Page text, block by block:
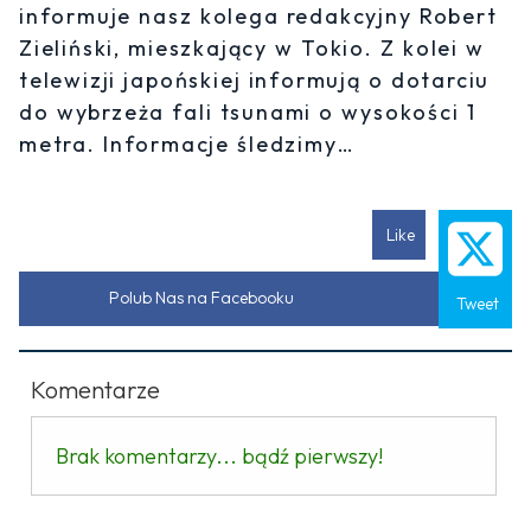
informuje nasz kolega redakcyjny Robert
Zieliński, mieszkający w Tokio. Z kolei w
telewizji japońskiej informują o dotarciu
do wybrzeża fali tsunami o wysokości 1
metra. Informacje śledzimy…
Like
Tweet
Polub Nas na Facebooku
Komentarze
Brak komentarzy... bądź pierwszy!